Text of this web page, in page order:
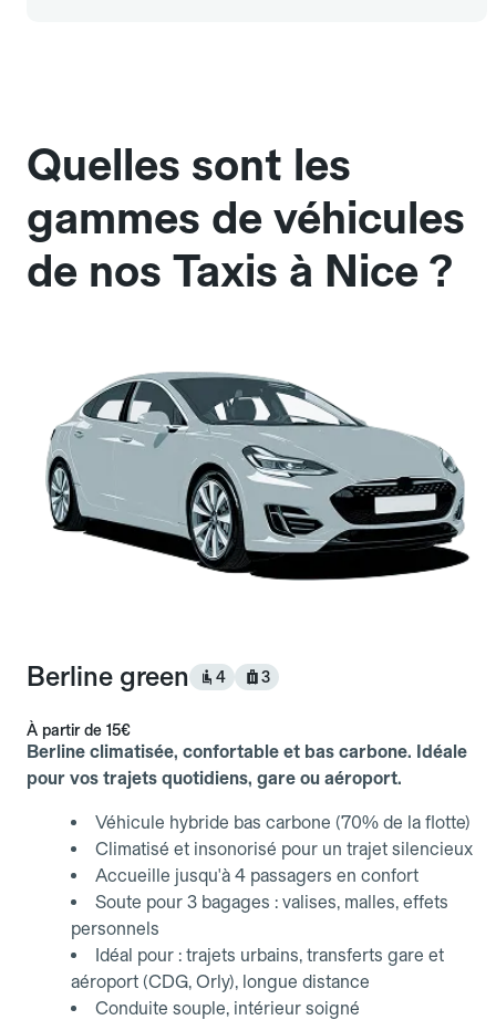
Quelles sont les
gammes de véhicules
de nos Taxis à Nice ?
Berline green 4 3
À partir de 15€
Berline climatisée, confortable et bas carbone. Idéale
pour vos trajets quotidiens, gare ou aéroport.
Véhicule hybride bas carbone (70% de la flotte)
Climatisé et insonorisé pour un trajet silencieux
Accueille jusqu'à 4 passagers en confort
Soute pour 3 bagages : valises, malles, effets
personnels
Idéal pour : trajets urbains, transferts gare et
aéroport (CDG, Orly), longue distance
Conduite souple, intérieur soigné